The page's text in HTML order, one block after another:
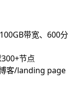
带宽、600分
节点
客/landing page